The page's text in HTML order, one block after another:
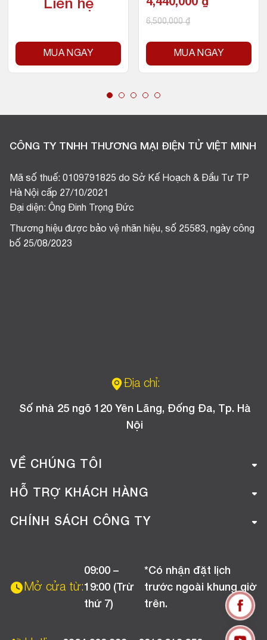
Liên hệ
MUA NGAY
4,440,000 ₫
6,500,000₫
MUA NGAY
CÔNG TY TNHH THƯƠNG MẠI ĐIỆN TỬ VIỆT MINH
Mã số thuế: 0109791825 do Sở Kế Hoạch & Đầu Tư TP
Hà Nội cấp 27/10/2021
Đại diện: Ông Đinh Trọng Đức
Thương hiệu được bảo vệ nhãn hiệu, số 25583, ngày công
bố 25/08/2023
Địa chỉ:
Số nhà 25 ngõ 120 Yên Lãng, Đống Đa, Tp. Hà
Nội
VỀ CHÚNG TÔI
Giới thiệu công ty
Tuyển dụng
HỖ TRỢ KHÁCH HÀNG
Hướng dẫn mua hàng online
Chương trình khuyến mãi
CHÍNH SÁCH CÔNG TY
Chính sách bảo hành
Mở cửa từ:
09:00 –
19:00 (Trừ
thứ 7)
*Có nhận đặt lịch
trước ngoài khung giờ
trên.